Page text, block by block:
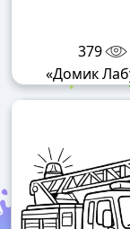
379
«Домик